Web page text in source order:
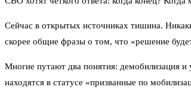
Сейчас в открытых источниках тишина.
скорее общие фразы о том, что «решение
Многие путают два понятия: демобилизация
находятся в статусе «призванные по